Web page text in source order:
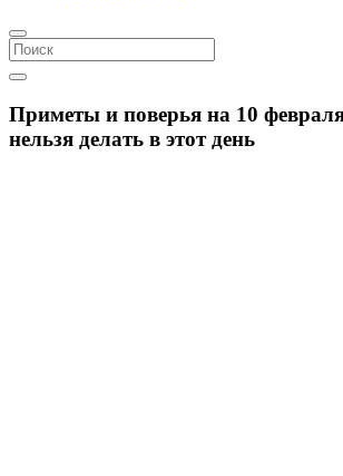
Приметы и поверья на 10
нельзя делать в этот день